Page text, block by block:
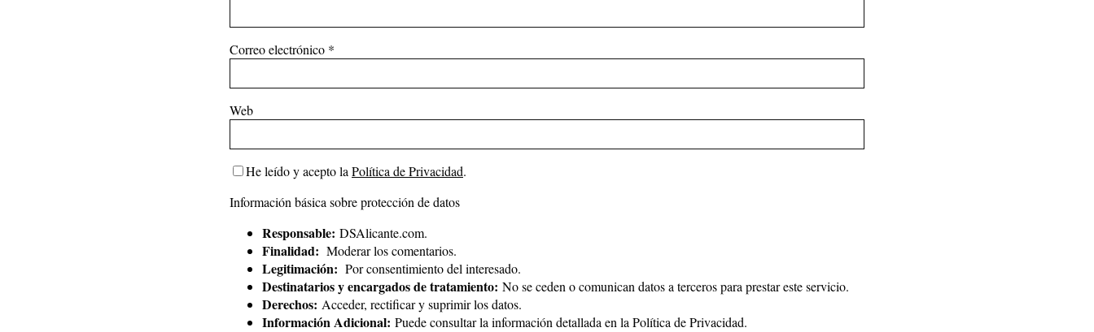
Correo electrónico *
Web
He leído y acepto la Política de Privacidad.
Información básica sobre protección de datos
Responsable: DSAlicante.com.
Finalidad: Moderar los comentarios.
Legitimación: Por consentimiento del interesado.
Destinatarios y encargados de tratamiento: No se ceden o comunican datos a terceros para prestar este servicio.
Derechos: Acceder, rectificar y suprimir los datos.
Información Adicional: Puede consultar la información detallada en la Política de Privacidad.